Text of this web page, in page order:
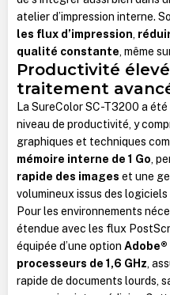
atelier d’impression interne.
les flux d’impression,
qualité constante, même
Productivité
traitement
La SureColor SC-T3200 a
niveau de productivité, y
graphiques et techniques
mémoire interne de 1 Go,
rapide des images et une
volumineux issus des logiciels
Pour les environnements
étendue avec les flux
équipée d’une option
processeurs de 1,6 GHz,
rapide de documents lourds,